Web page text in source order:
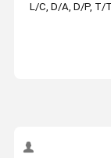
L/C, D/A, D/P, T/